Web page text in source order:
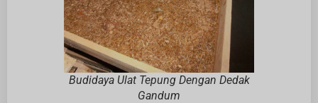
Budidaya Ulat Tepung Dengan Dedak
Gandum